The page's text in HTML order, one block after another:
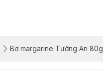
Bơ margarine Tường An 80g